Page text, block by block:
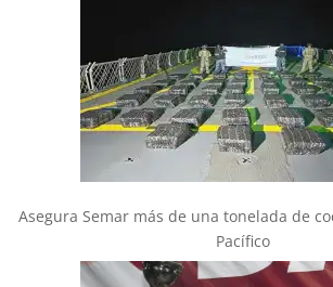
Asegura Semar más de una tonelada de
Pacífico